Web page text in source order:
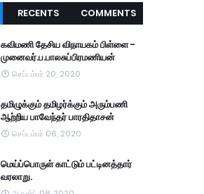
RECENTS COMMENTS
கவிமணி தேசிய விநாயகம் பிள்ளை -
முனைவர்.ப.பாலசுப்பிரமணியன்
செப்டம்பர் 20, 2020
தமிழுக்கும் தமிழர்க்கும் அரும்பணி
ஆற்றிய பாவேந்தர் பாரதிதாசன்
செப்டம்பர் 06, 2020
மெய்ப்பொருள் காட்டும் பட்டினத்தார்
வரலாறு.